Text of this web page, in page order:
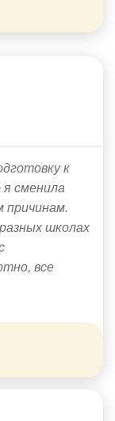
к
я сменила
причинам.
школах
все